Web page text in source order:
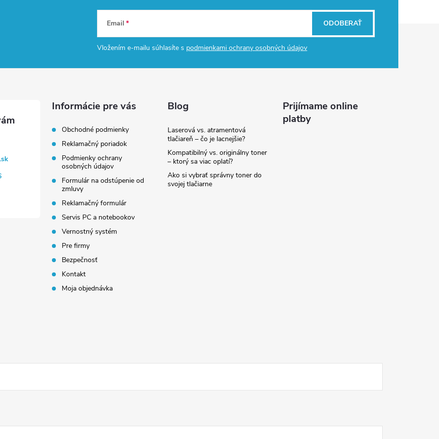
Email
Vložením e-mailu súhlasíte s podmienkami ochrany osobných údajov
ODOBERAŤ
Informácie pre vás
Obchodné podmienky
Reklamačný poriadok
Podmienky ochrany
osobných údajov
Formulár na odstúpenie od
zmluvy
Reklamačný formulár
Servis PC a notebookov
Vernostný systém
Pre firmy
Bezpečnosť
Kontakt
Moja objednávka
Blog
Laserová vs. atramentová
tlačiareň – čo je lacnejšie?
Kompatibilný vs. originálny toner
– ktorý sa viac oplatí?
Ako si vybrať správny toner do
svojej tlačiarne
Prijímame online
platby